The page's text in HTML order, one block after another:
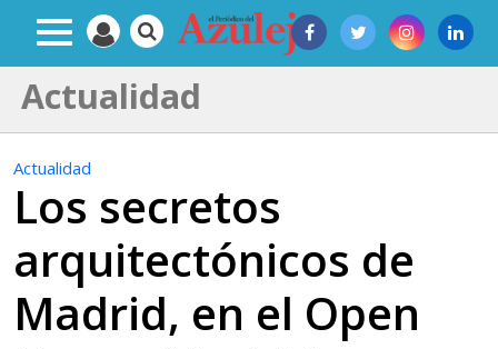
Actualidad
Actualidad
Los secretos
arquitectónicos de
Madrid, en el Open